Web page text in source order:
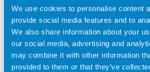
We use cookies to personalise content
provide social media features and to
We also share information about your
our social media, advertising and
may combine it with other information
provided to them or that they’ve
Certificazione AENOR.